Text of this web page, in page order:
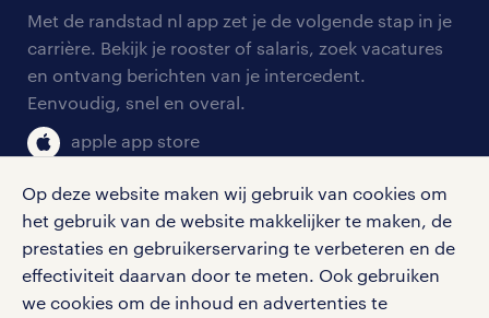
Op deze website maken wij gebruik van cookies om
het gebruik van de website makkelijker te maken, de
prestaties en gebruikerservaring te verbeteren en de
effectiviteit daarvan door te meten. Ook gebruiken
we cookies om de inhoud en advertenties te
personeel gezocht
aanmelden nieuwsbrief
blogs en artikelen
salarischecker
bruto-netto calculator
onze vestigingen
pers
klachten en misstanden
Met de randstad nl app zet je de volgende stap in je
carrière. Bekijk je rooster of salaris, zoek vacatures
en ontvang berichten van je intercedent.
Eenvoudig, snel en overal.
apple app store
social media